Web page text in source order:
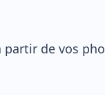
partir de vos